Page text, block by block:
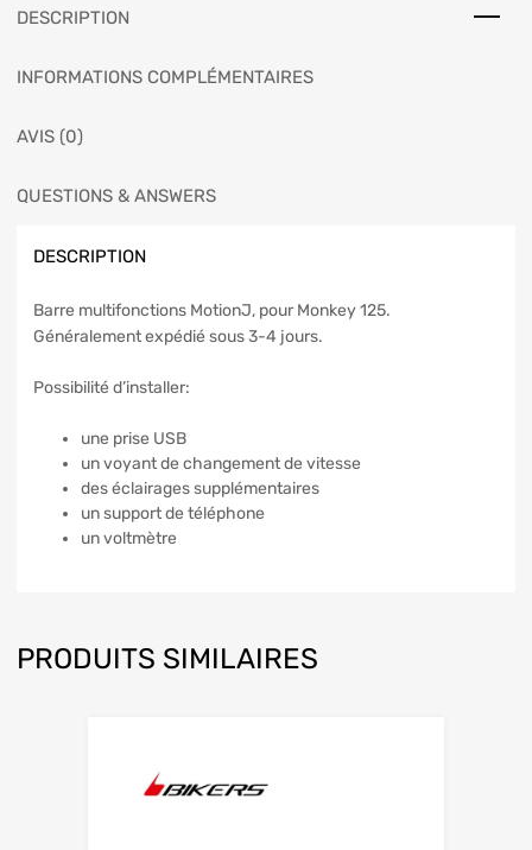
DESCRIPTION
INFORMATIONS COMPLÉMENTAIRES
AVIS (0)
QUESTIONS & ANSWERS
DESCRIPTION
Barre multifonctions MotionJ, pour Monkey 125.
Généralement expédié sous 3-4 jours.
Possibilité d’installer:
une prise USB
un voyant de changement de vitesse
des éclairages supplémentaires
un support de téléphone
un voltmètre
PRODUITS SIMILAIRES